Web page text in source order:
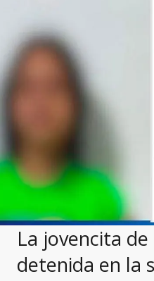
La jovencita
detenida en la